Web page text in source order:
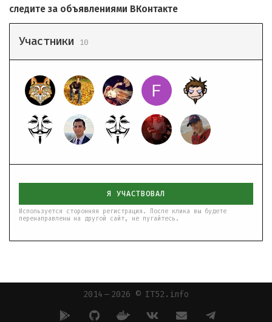
следите за объявлениями ВКонтакте
Участники 10
Я УЧАСТВОВАЛ
Используется сторонняя регистрация. После клика вы будете
перенаправлены на другой сайт, не пугайтесь.
2014 — 2026 © IT52.info